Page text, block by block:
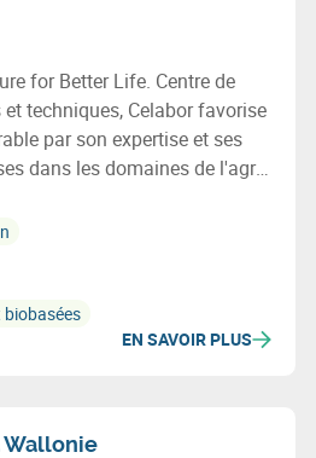
for Better Life. Centre de
techniques, Celabor favorise
par son expertise et ses
dans les domaines de l'agro-
la valorisation de la
de l’environnement
bio-basées).
EN SAVOIR PLUS
Wallonie